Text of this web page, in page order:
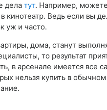
дела тут. Например, можете
кинотеатр. Ведь если вы
уж и часто.
дома, станут
то результат
в арсенале имеется все
нельзя купить в